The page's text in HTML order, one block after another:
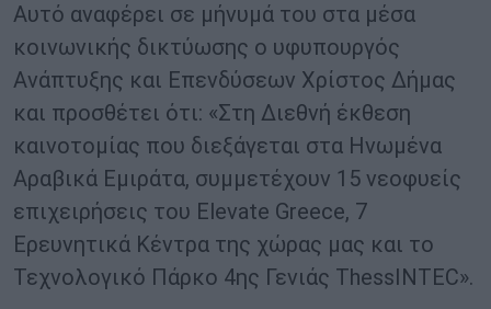
Αυτό αναφέρει σε μήνυμά του στα μέσα
κοινωνικής δικτύωσης ο υφυπουργός
Ανάπτυξης και Επενδύσεων Χρίστος Δήμας
και προσθέτει ότι: «Στη Διεθνή έκθεση
καινοτομίας που διεξάγεται στα Ηνωμένα
Αραβικά Εμιράτα, συμμετέχουν 15 νεοφυείς
επιχειρήσεις του Elevate Greece, 7
Ερευνητικά Κέντρα της χώρας μας και το
Τεχνολογικό Πάρκο 4ης Γενιάς ThessINTEC».